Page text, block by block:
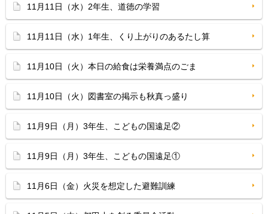
11月11日（水）2年生、道徳の学習
11月11日（水）1年生、くり上がりのあるたし算
11月10日（火）本日の給食は栄養満点のごま
11月10日（火）図書室の掲示も秋真っ盛り
11月9日（月）3年生、こどもの国遠足②
11月9日（月）3年生、こどもの国遠足①
11月6日（金）火災を想定した避難訓練